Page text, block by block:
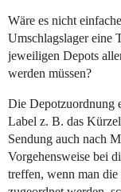
Wäre es nicht
Umschlagslager eine
jeweiligen Depots
werden müssen?
Die Depotzuordnung
Label z. B. das
Sendung auch nach
Vorgehensweise bei
treffen, wenn man die